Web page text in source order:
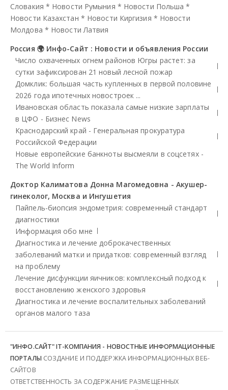
Словакия * Новости Румыния * Новости Польша *
Новости Казахстан * Новости Киргизия * Новости
Молдова * Новости Латвия
Россия 🌍 Инфо-Сайт : Новости и объявления России
Число охваченных огнем районов Югры растет: за
сутки зафиксирован 21 новый лесной пожар
Домклик: большая часть купленных в первой половине
2026 года ипотечных новостроек ...
Ивановская область показала самые низкие зарплаты
в ЦФО - Бизнес News
Краснодарский край - Генеральная прокуратура
Российской Федерации
Новые европейские банкноты высмеяли в соцсетях -
The World Inform
Доктор Калиматова Донна Магомедовна - Акушер-
гинеколог, Москва и Ингушетия
Пайпель-биопсия эндометрия: современный стандарт
диагностики
Информация обо мне
Диагностика и лечение доброкачественных
заболеваний матки и придатков: современный взгляд
на проблему
Лечение дисфункции яичников: комплексный подход к
восстановлению женского здоровья
Диагностика и лечение воспалительных заболеваний
органов малого таза
"ИНФО.САЙТ" IT-КОМПАНИЯ - НОВОСТНЫЕ ИНФОРМАЦИОННЫЕ
ПОРТАЛЫСОЗДАНИЕ И ПОДДЕРЖКА ИНФОРМАЦИОННЫХ ВЕБ-
САЙТОВ
ОТВЕТСТВЕННОСТЬ ЗА СОДЕРЖАНИЕ РАЗМЕЩЕННЫХ